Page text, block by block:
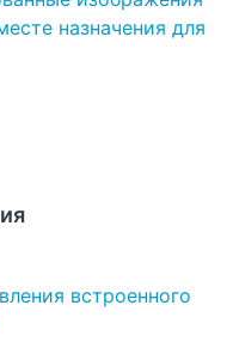
назначения для
встроенного